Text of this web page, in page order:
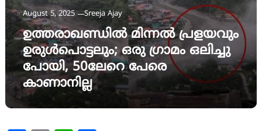
August 5, 2025 Sreeja Ajay
ഉത്തരാഖണ്ഡില്‍ മിന്നല്‍ പ്രളയവും
ഉരുള്‍പൊട്ടലും; ഒരു ഗ്രാമം ഒലിച്ചു
പോയി, 50ലേറെ പേരെ
കാണാനില്ല